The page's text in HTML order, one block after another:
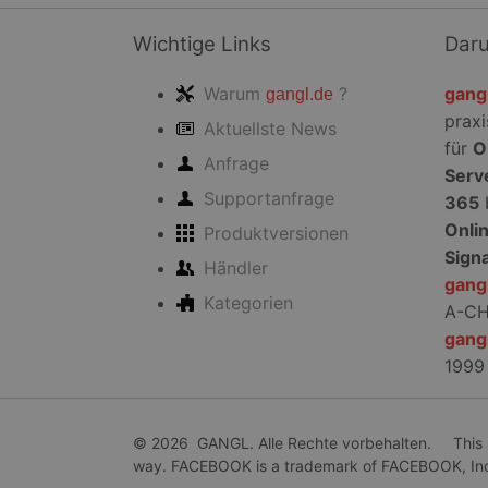
Wichtige Links
Warum gangl.de ?
Aktuellste News
Anfrage
Supportanfrage
Produktversionen
Händler
Kategorien
für
365
A-CH
1999
© 2026 GANGL. Alle Rechte vorbehalten. This
way. FACEBOOK is a trademark of FACEBOOK,
Kontoverwaltung.
_tt_enable_cookie
_ttp
_rdt_uuid
_ttp